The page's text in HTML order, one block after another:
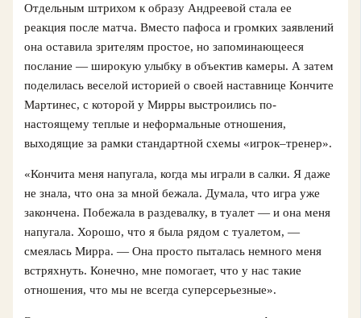
Отдельным штрихом к образу Андреевой стала ее
реакция после матча. Вместо пафоса и громких заявлений
она оставила зрителям простое, но запоминающееся
послание — широкую улыбку в объектив камеры. А затем
поделилась веселой историей о своей наставнице Кончитe
Мартинес, с которой у Мирры выстроились по-
настоящему теплые и неформальные отношения,
выходящие за рамки стандартной схемы «игрок–тренер».
«Кончита меня напугала, когда мы играли в салки. Я даже
не знала, что она за мной бежала. Думала, что игра уже
закончена. Побежала в раздевалку, в туалет — и она меня
напугала. Хорошо, что я была рядом с туалетом, —
смеялась Мирра. — Она просто пыталась немного меня
встряхнуть. Конечно, мне помогает, что у нас такие
отношения, что мы не всегда суперсерьезные».